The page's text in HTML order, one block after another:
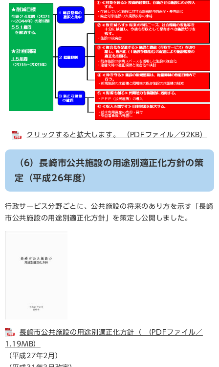
クリックすると拡大します。 （PDFファイル／92KB）
（6）長崎市公共施設の用途別適正化方針の策
定（平成26年度）
行政サービス分野ごとに、公共施設の将来のあり方を示す「長崎
市公共施設の用途別適正化方針」を策定し公開しました。
長崎市公共施設の用途別適正化方針（ （PDFファイル／
1.19MB）
（平成27年2月）